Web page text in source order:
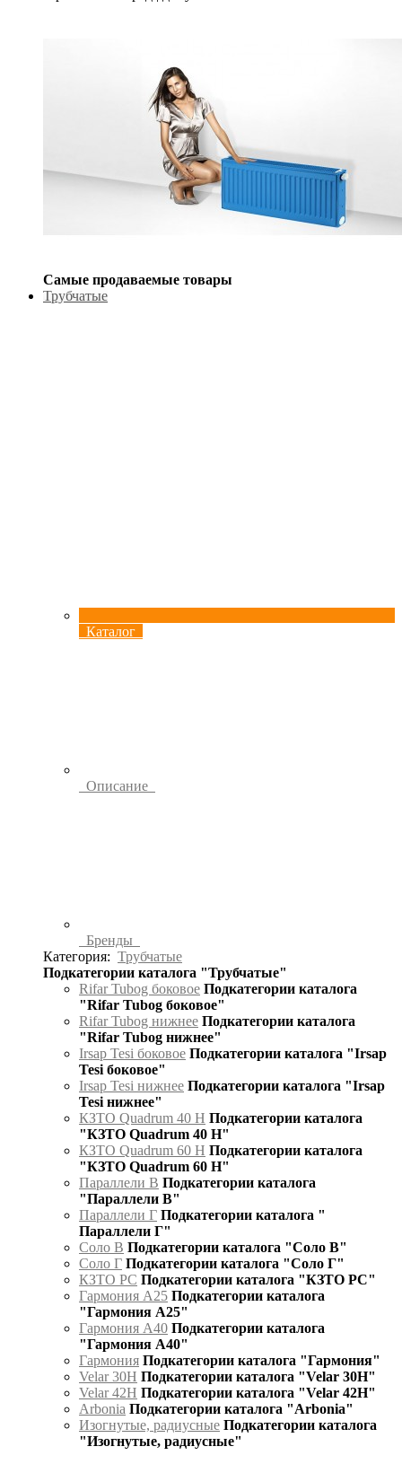
Самые продаваемые товары
Трубчатые
Каталог
Описание
Бренды
Категория: Трубчатые
Подкатегории каталога "Трубчатые"
Rifar Tubog боковое Подкатегории каталога
"Rifar Tubog боковое"
Rifar Tubog нижнее Подкатегории каталога
"Rifar Tubog нижнее"
Irsap Tesi боковое Подкатегории каталога "Irsap
Tesi боковое"
Irsap Tesi нижнее Подкатегории каталога "Irsap
Tesi нижнее"
КЗТО Quadrum 40 H Подкатегории каталога
"КЗТО Quadrum 40 H"
КЗТО Quadrum 60 H Подкатегории каталога
"КЗТО Quadrum 60 H"
Параллели В Подкатегории каталога
"Параллели В"
Параллели Г Подкатегории каталога "
Параллели Г"
Соло В Подкатегории каталога "Соло В"
Соло Г Подкатегории каталога "Соло Г"
КЗТО РС Подкатегории каталога "КЗТО РС"
Гармония А25 Подкатегории каталога
"Гармония А25"
Гармония А40 Подкатегории каталога
"Гармония А40"
Гармония Подкатегории каталога "Гармония"
Velar 30H Подкатегории каталога "Velar 30H"
Velar 42H Подкатегории каталога "Velar 42H"
Arbonia Подкатегории каталога "Arbonia"
Изогнутые, радиусные Подкатегории каталога
"Изогнутые, радиусные"